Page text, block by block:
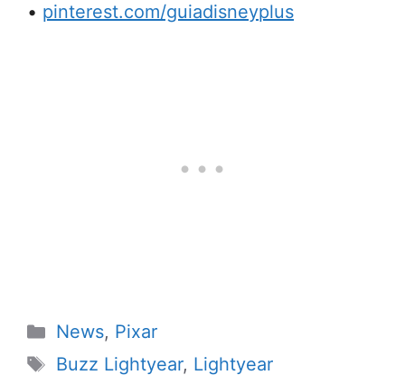
• pinterest.com/guiadisneyplus
Categorias
News, Pixar
Tags
Buzz Lightyear, Lightyear